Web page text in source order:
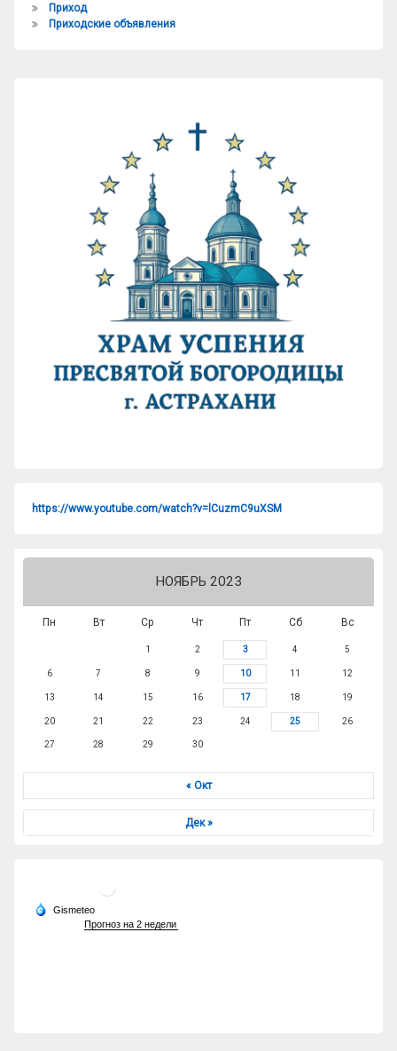
Приход
Приходские объявления
https://www.youtube.com/watch?v=lCuzmC9uXSM
НОЯБРЬ 2023
Пн Вт Ср Чт Пт Сб Вс
1 2 3 4 5
6 7 8 9 10 11 12
13 14 15 16 17 18 19
20 21 22 23 24 25 26
27 28 29 30
« Окт
Дек »